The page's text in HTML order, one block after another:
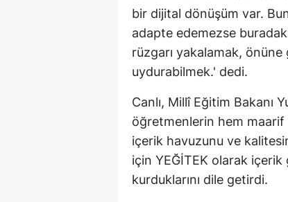
bir dijital dönüşüm var.
adapte edemezse
rüzgarı yakalamak,
uydurabilmek.' dedi.
Canlı, Millî Eğitim Bakanı
öğretmenlerin hem maarif
içerik havuzunu ve
için YEĞİTEK olarak içerik
kurduklarını dile getirdi.